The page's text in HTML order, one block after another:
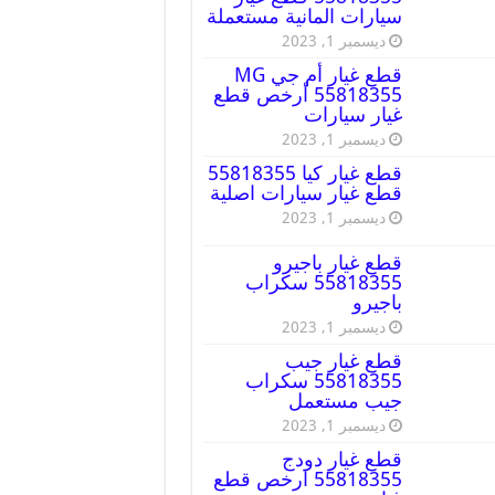
سيارات المانية مستعملة
ديسمبر 1, 2023
قطع غيار أم جي MG
55818355 أرخص قطع
غيار سيارات
ديسمبر 1, 2023
قطع غيار كيا 55818355
قطع غيار سيارات اصلية
ديسمبر 1, 2023
قطع غيار باجيرو
55818355 سكراب
باجيرو
ديسمبر 1, 2023
قطع غيار جيب
55818355 سكراب
جيب مستعمل
ديسمبر 1, 2023
قطع غيار دودج
55818355 ارخص قطع